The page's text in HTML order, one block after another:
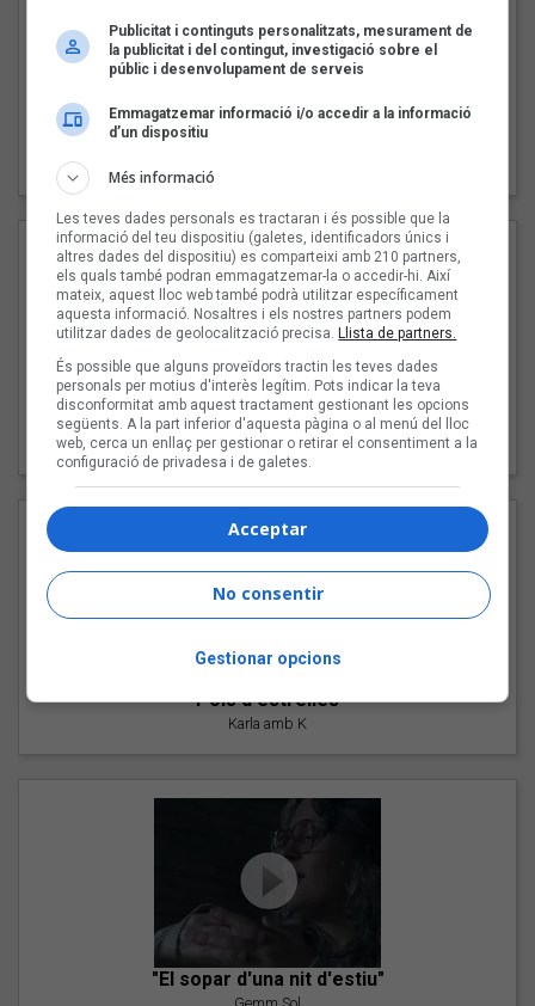
"Les cabres"
94 Rules amb Compte
"Pols d'estrelles"
Karla amb K
"El sopar d'una nit d'estiu"
Publicitat i continguts personalitzats, mesurament de
la publicitat i del contingut, investigació sobre el
públic i desenvolupament de serveis
Emmagatzemar informació i/o accedir a la informació
d’un dispositiu
Més informació
Les teves dades personals es tractaran i és possible que la
informació del teu dispositiu (galetes, identificadors únics i
altres dades del dispositiu) es comparteixi amb 210 partners,
els quals també podran emmagatzemar-la o accedir-hi. Així
mateix, aquest lloc web també podrà utilitzar específicament
aquesta informació. Nosaltres i els nostres partners podem
utilitzar dades de geolocalització precisa.Llista de partners.
És possible que alguns proveïdors tractin les teves dades
personals per motius d'interès legítim. Pots indicar la teva
disconformitat amb aquest tractament gestionant les opcions
següents. A la part inferior d'aquesta pàgina o al menú del lloc
web, cerca un enllaç per gestionar o retirar el consentiment a la
configuració de privadesa i de galetes.
Acceptar
No consentir
Gestionar opcions